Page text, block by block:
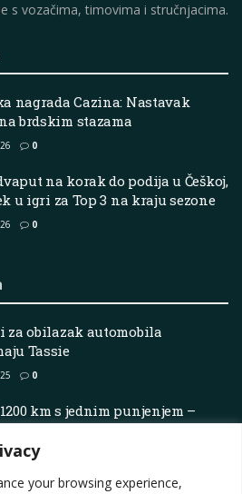
your browsing experience,
s vozačima, timovima i stručnjacima.
nagrada Cazina: Nastavak
brdskim stazama
0
na korak do podija u Češkoj,
u igri za Top 3 na kraju sezone
0
za obilazak automobila
Tassie
0
km s jednim punjenjem –
Grand Touring postavlja
rekord